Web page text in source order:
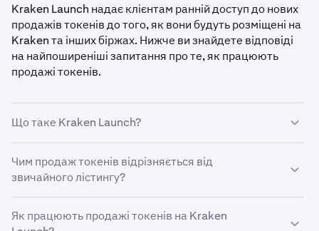
Kraken Launch надає клієнтам ранній доступ до нових
продажів токенів до того, як вони будуть розміщені на
Kraken та інших біржах. Нижче ви знайдете відповіді
на найпоширеніші запитання про те, як працюють
продажі токенів.
Що таке Kraken Launch?
Kraken Launch надає клієнтам ранній доступ до
вибраних продажів токенів до того, як ці токени
стануть доступними для торгівлі на відкритому ринку.
Продажі проводяться безпосередньо на Kraken за
допомогою прозорого процесу розподілу на основі
Чим продаж токенів відрізняється від
звичайного лістингу?
Продаж токенів надає ранній доступ до початку
відкритої торгівлі. Замість миттєвої покупки під час
Як працюють продажі токенів на Kraken